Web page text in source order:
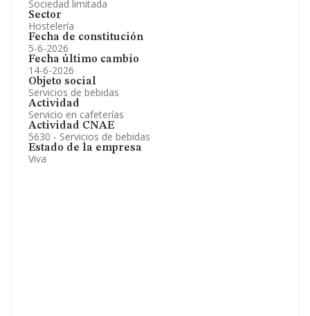
Sociedad limitada
Sector
Hostelería
Fecha de constitución
5-6-2026
Fecha último cambio
14-6-2026
Objeto social
Servicios de bebidas
Actividad
Servicio en cafeterías
Actividad CNAE
5630 - Servicios de bebidas
Estado de la empresa
Viva